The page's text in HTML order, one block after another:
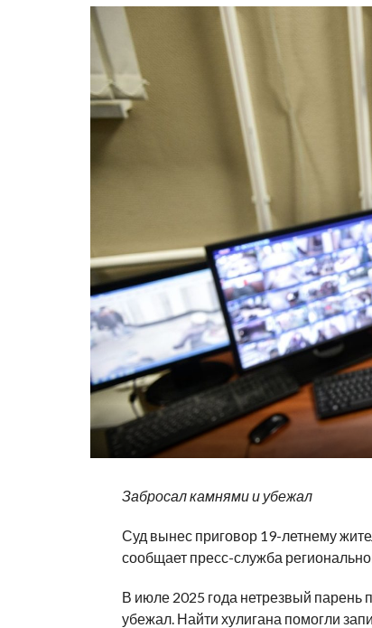
Забросал камнями и убежал
Суд вынес приговор 19-летнему
сообщает пресс-служба
В июле 2025 года нетрезвый парень
убежал. Найти хулигана помогли